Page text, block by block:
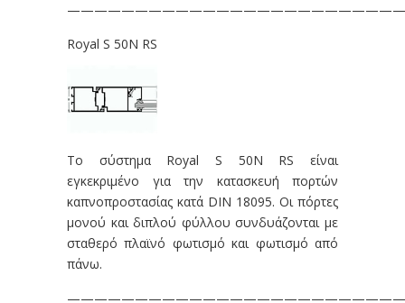
Royal S 50N RS
Το σύστημα Royal S 50N RS είναι
εγκεκριμένο για την κατασκευή πορτών
καπνοπροστασίας κατά DIN 18095. Οι πόρτες
μονού και διπλού φύλλου συνδυάζονται με
σταθερό πλαϊνό φωτισμό και φωτισμό από
πάνω.